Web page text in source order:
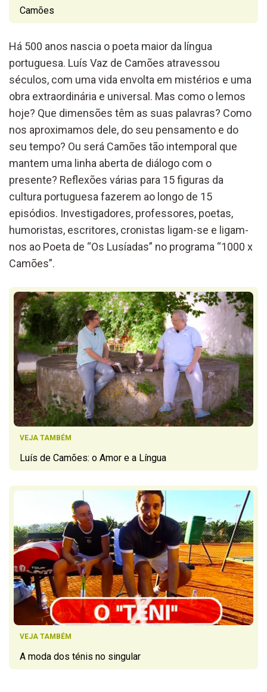
Camões
Há 500 anos nascia o poeta maior da língua
portuguesa. Luís Vaz de Camões atravessou
séculos, com uma vida envolta em mistérios e uma
obra extraordinária e universal. Mas como o lemos
hoje? Que dimensões têm as suas palavras? Como
nos aproximamos dele, do seu pensamento e do
seu tempo? Ou será Camões tão intemporal que
mantem uma linha aberta de diálogo com o
presente? Reflexões várias para 15figuras da
cultura portuguesa fazerem ao longo de 15
episódios. Investigadores, professores, poetas,
humoristas, escritores, cronistas ligam-se e ligam-
nos ao Poeta de “Os Lusíadas” no programa “1000 x
Camões”.
VEJA TAMBÉM
Luís de Camões: o Amor e a Língua
VEJA TAMBÉM
A moda dos ténis no singular